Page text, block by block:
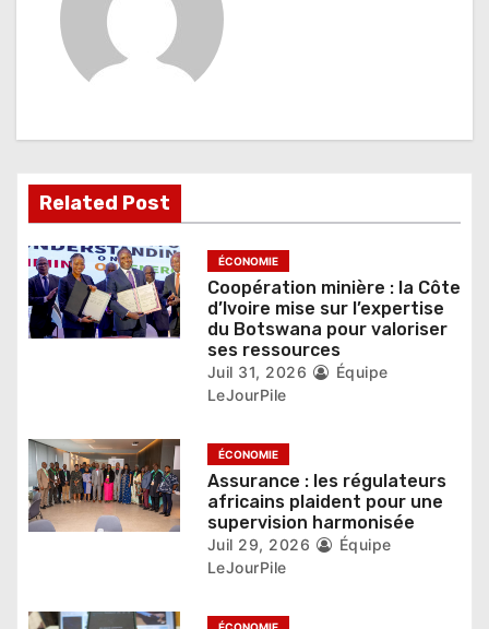
e
l
’
a
r
t
c
l
e
Related Post
ÉCONOMIE
Coopération minière : la Côte
d’Ivoire mise sur l’expertise
du Botswana pour valoriser
ses ressources
Juil 31, 2026
Équipe
LeJourPile
ÉCONOMIE
Assurance : les régulateurs
africains plaident pour une
supervision harmonisée
Juil 29, 2026
Équipe
LeJourPile